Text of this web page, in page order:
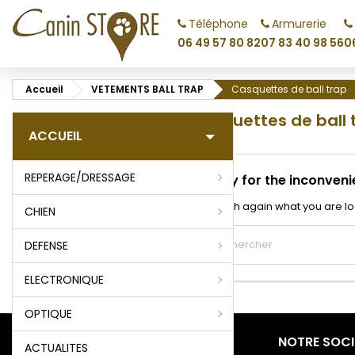
Téléphone
06 49 57 80 82
Armurerie
07 83 40 98 56
Accueil VETEMENTS BALL TRAP Casquettes de ball trap
ACCUEIL
REPERAGE/DRESSAGE
CHIEN
DEFENSE
ELECTRONIQUE
OPTIQUE
ACTUALITES
Casquettes de ball
Sorry for the
Search again what you are
PRODUITS NOTRE
add_circle_outline